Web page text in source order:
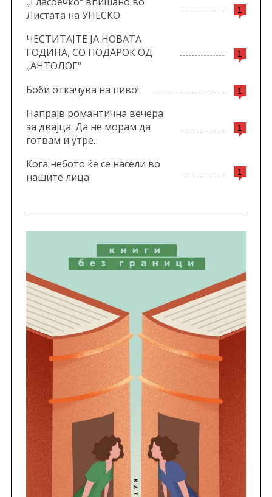
1
Листата на УНЕСКО
1
ЧЕСТИТАЈТЕ ЈА НОВАТА
ГОДИНА, СО ПОДАРОК ОД
„АНТОЛОГ“
1
Боби откачува на пиво!
1
Напрајв романтична вечера
за двајца. Да не морам да
готвам и утре.
1
Кога небото ќе се насели во
нашите лица